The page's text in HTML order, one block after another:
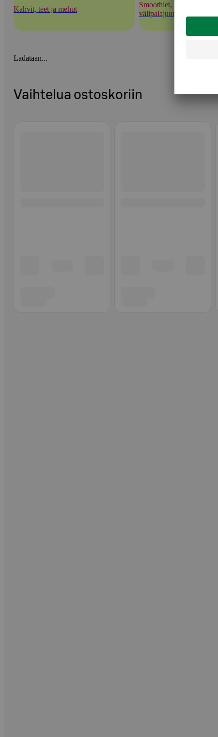
Kahvit, teet ja mehut
Smoothiet, mehushotit ja
välipalajuomat
Ladataan...
Vaihtelua ostoskoriin